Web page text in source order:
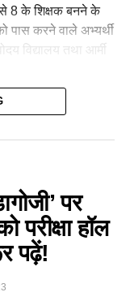
से 8 के शिक्षक बनने के
पास करने वाले अभ्यर्थी
विद्यालय तथा आर्मी
ज़रूर पढ़ लें, हिन्दी
पर
परीक्षा हॉल
पढ़ें!